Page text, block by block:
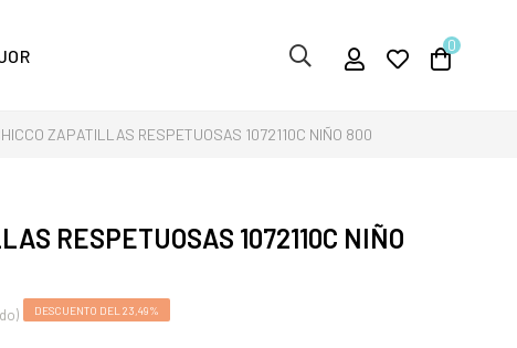
0
ZAPATILLAS RESPETUOSAS 1072110C NIÑO 800
RESPETUOSAS 1072110C NIÑO
DESCUENTO DEL 23,49%